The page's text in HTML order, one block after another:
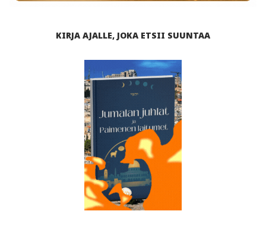
KIRJA AJALLE, JOKA ETSII SUUNTAA